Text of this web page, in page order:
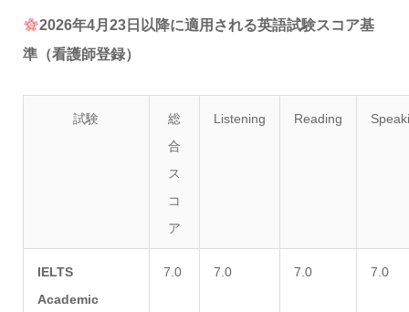
2026年4月23日以降に適用される英語試験スコア基
準（看護師登録）
試験
総
合
ス
コ
ア
Listening Reading
IELTS
Academic
7.0 7.0 7.0 7.0